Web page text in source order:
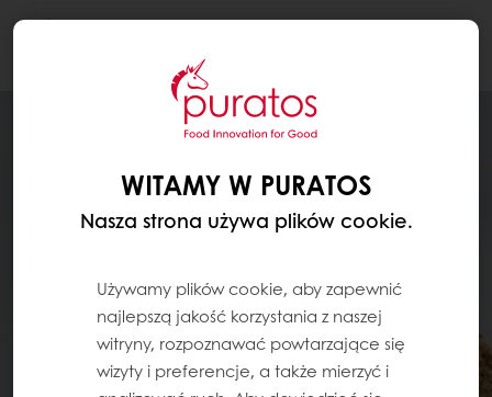
WITAMY W PURATOS
Nasza strona używa plików cookie.
Używamy plików cookie, aby zapewnić
najlepszą jakość korzystania z naszej
witryny, rozpoznawać powtarzające się
wizyty i preferencje, a także mierzyć i